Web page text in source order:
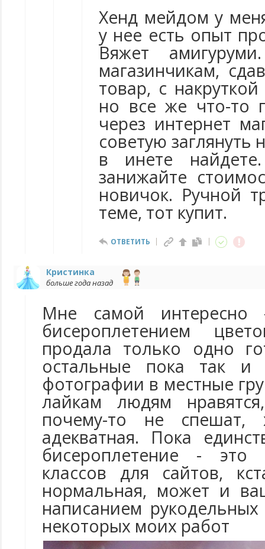
Хенд мейдом у
у нее есть опыт
Вяжет
магазинчикам,
товар, с
но все же что-то
через интернет
советую
в инете
занижайте
новичок. Ручной
теме, тот купит.
ОТВЕТИТЬ
Кристинка
больше года назад
Мне самой интересно
бисероплетением
продала только одно
остальные пока так и
фотографии в местные
лайкам людям
почему-то не спешат,
адекватная. Пока
бисероплетение - это
классов для сайтов,
нормальная, может и
написанием
некоторых моих работ